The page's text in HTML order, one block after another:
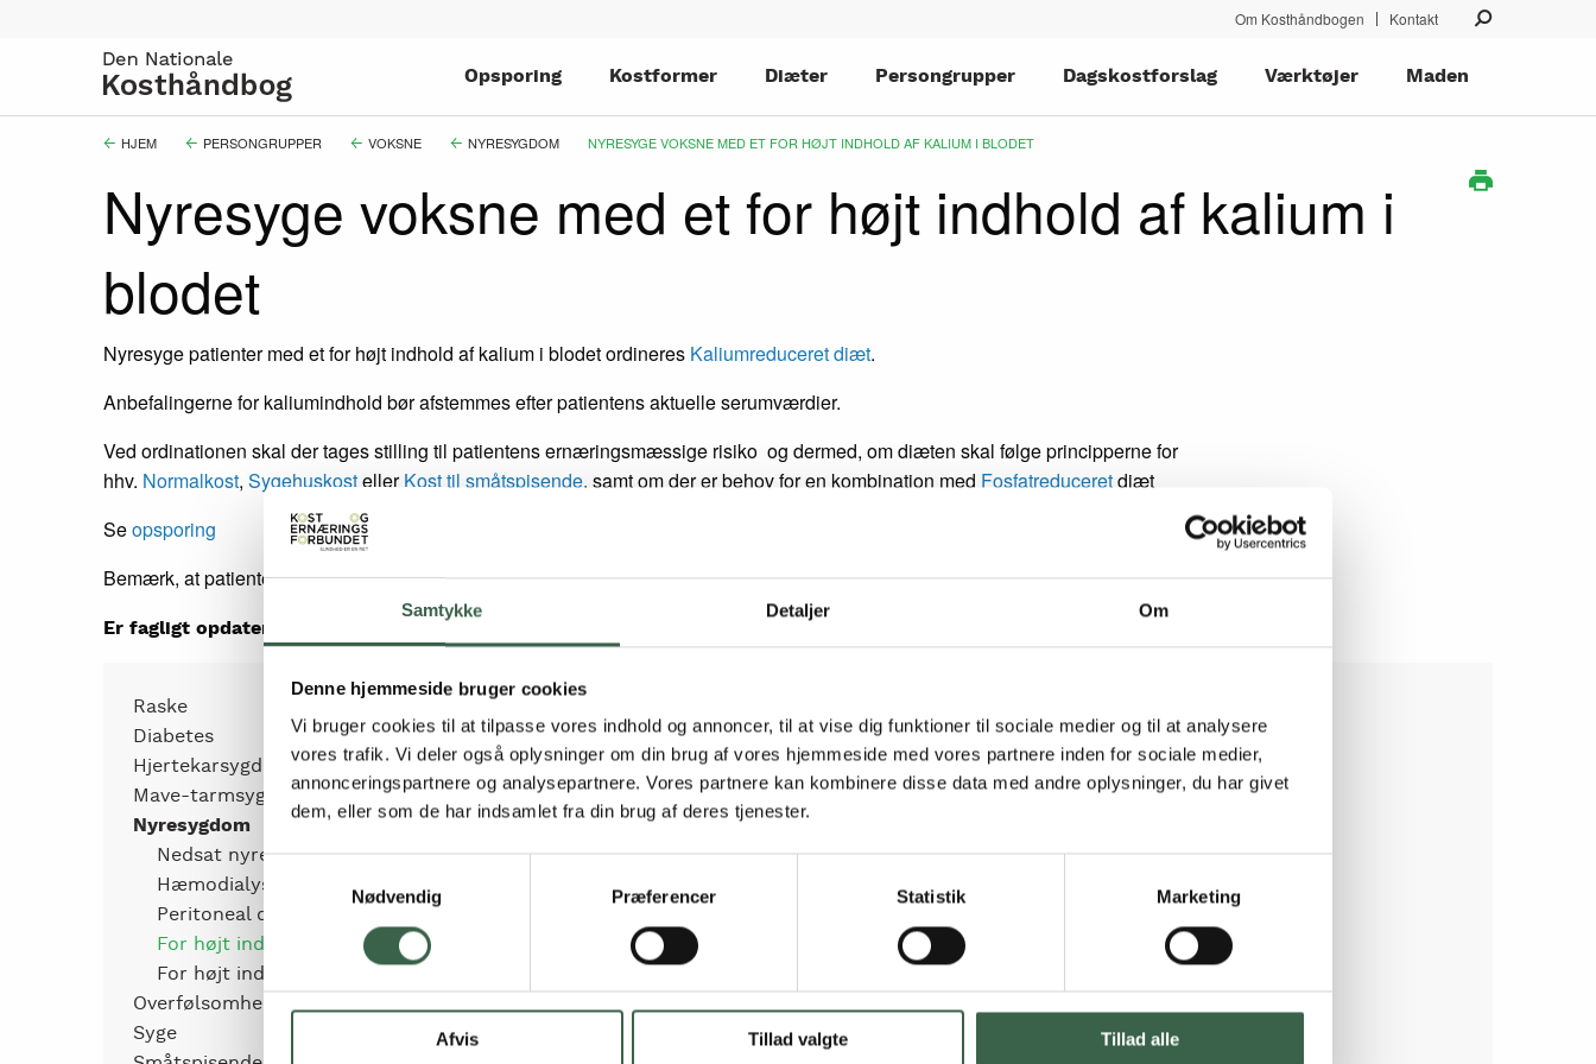
Samtykke Detaljer Om
Denne hjemmeside bruger cookies
Vi bruger cookies til at tilpasse vores indhold og annoncer, til at vise dig funktioner til sociale medier og til at analysere
vores trafik. Vi deler også oplysninger om din brug af vores hjemmeside med vores partnere inden for sociale medier,
annonceringspartnere og analysepartnere. Vores partnere kan kombinere disse data med andre oplysninger, du har givet
dem, eller som de har indsamlet fra din brug af deres tjenester.
Samtykkevalg
Nødvendig
Præferencer Statistik Marketing
Afvis Tillad valgte Tillad alle
hovedindhold
Om Kosthåndbogen Kontakt
Opsporing Kostformer Diæter Persongrupper Dagskostforslag Værktøjer Maden
Brødkrumme
HJEM PERSONGRUPPER VOKSNE NYRESYGDOM CURRENT:
NYRESYGE VOKSNE MED ET FOR HØJT INDHOLD AF KALIUM I BLODET
Nyresyge voksne med et for højt indhold af kalium i
blodet
Nyresyge patienter med et for højt indhold af kalium i blodet ordineres Kaliumreduceret diæt.
Anbefalingerne for kaliumindhold bør afstemmes efter patientens aktuelle serumværdier.
Ved ordinationen skal der tages stilling til patientens ernæringsmæssige risiko og dermed, om diæten skal følge principperne for
hhv. Normalkost, SygehuskostellerKost til småtspisende, samt om der er behov for en kombination med Fosfatreduceretdiæt
Seopsporing
Bemærk, at patienter med behov for Kaliumreduceret diæt altid bør henvises tilIndividuel diætbehandling.
Er fagligt opdateret i 2018
Side
menu
Raske
Diabetes
Hjertekarsygdom
Mave-tarmsygdomme
Nyresygdom
Nedsat nyrefunktion
Hæmodialyse
Peritoneal dialyse
For højt indhold af kalium i blodet
For højt indhold af fosfat i blodet
Overfølsomhed
Syge